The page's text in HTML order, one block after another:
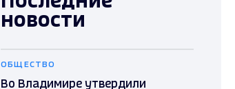
новости
ОБЩЕСТВО
Во Владимире утвердили